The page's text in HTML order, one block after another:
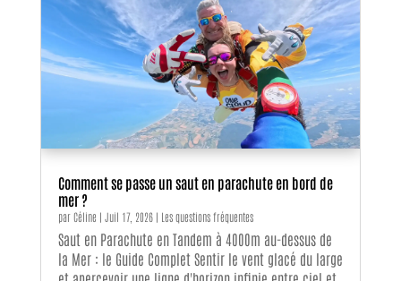
Comment se passe un saut en parachute en bord de
mer ?
parCéline | Juil 17, 2026| Les questions fréquentes
Saut en Parachute en Tandem à 4000m au-dessus de
la Mer : le Guide Complet Sentir le vent glacé du large